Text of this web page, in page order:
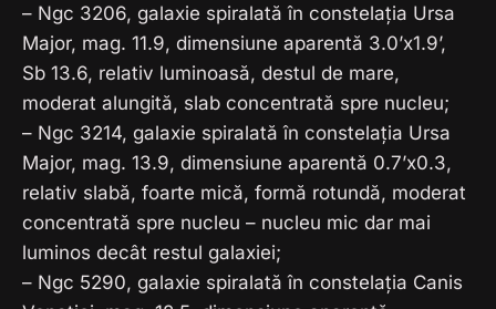
– Ngc 3206, galaxie spiralată în constelația Ursa
Major, mag. 11.9, dimensiune aparentă 3.0’x1.9’,
Sb 13.6, relativ luminoasă, destul de mare,
moderat alungită, slab concentrată spre nucleu;
– Ngc 3214, galaxie spiralată în constelația Ursa
Major, mag. 13.9, dimensiune aparentă 0.7’x0.3,
relativ slabă, foarte mică, formă rotundă, moderat
concentrată spre nucleu – nucleu mic dar mai
luminos decât restul galaxiei;
– Ngc 5290, galaxie spiralată în constelația Canis